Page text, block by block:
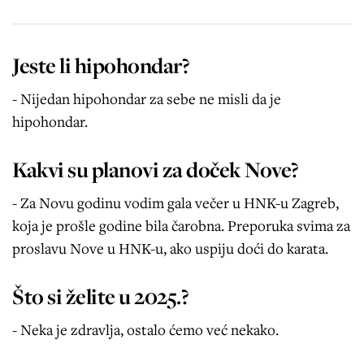
Jeste li hipohondar?
- Nijedan hipohondar za sebe ne misli da je
hipohondar.
Kakvi su planovi za doček Nove?
- Za Novu godinu vodim gala večer u HNK-u Zagreb,
koja je prošle godine bila čarobna. Preporuka svima za
proslavu Nove u HNK-u, ako uspiju doći do karata.
Što si želite u 2025.?
- Neka je zdravlja, ostalo ćemo već nekako.